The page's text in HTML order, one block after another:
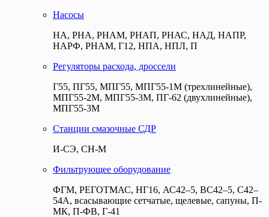
Насосы
НА, РНА, РНАМ, РНАП, РНАС, НАД, НАПР,
НАРФ, РНАМ, Г12, НПА, НПЛ, П
Регуляторы расхода, дроссели
Г55, ПГ55, МПГ55, МПГ55-1М (трехлинейные),
МПГ55-2М, МПГ55-3М, ПГ-62 (двухлинейные),
МПГ55-3М
Станции смазочные СДР
И-СЭ, СН-М
Фильтрующее оборудование
ФГМ, РЕГОТМАС, НГ16, АС42–5, ВС42–5, С42–
54А, всасывающие сетчатые, щелевые, сапуны, П-
МК, П-ФВ, Г-41